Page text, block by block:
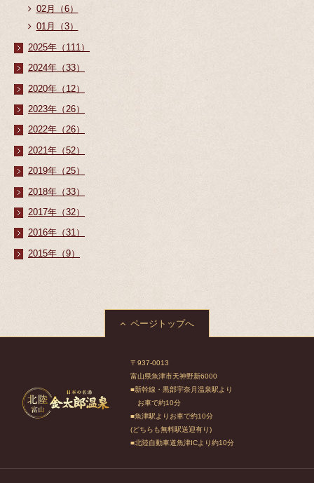
02月（6）
01月（3）
2025年（111）
2024年（33）
2020年（12）
2023年（26）
2022年（26）
2021年（52）
2019年（25）
2018年（33）
2017年（32）
2016年（31）
2015年（9）
ページトップへ
〒937-0013
富山県魚津市天神野新6000
■新幹線・黒部宇奈月温泉駅より
お車で約10分
■魚津駅よりお車で約10分
(どちらも無料駅送迎有り)
■北陸自動車道魚津ICより約10分